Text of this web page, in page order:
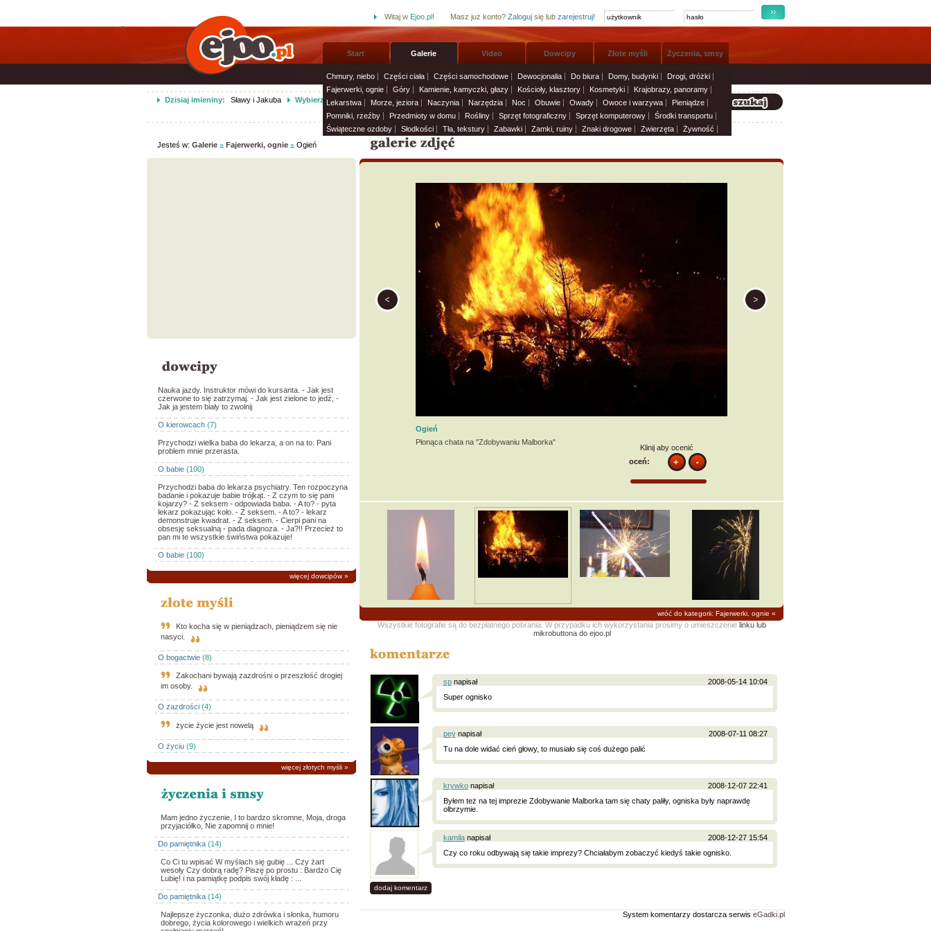
Witaj w Ejoo.pl! Masz już konto? Zalogujsię lub zarejestruj!
Start Galerie
Chmury, niebo Części ciała Części samochodowe Dewocjonalia Do biura Domy, budynki
Drogi, dróżki
Fajerwerki, ognie
Góry Kamienie, kamyczki, głazy Kościoły, klasztory Kosmetyki
Krajobrazy, panoramy
Lekarstwa
Morze, jeziora Naczynia Narzędzia Noc Obuwie Owady Owoce i warzywa
Pieniądze
Pomniki, rzeźby
Przedmioty w domu Rośliny Sprzęt fotograficzny Sprzęt komputerowy
Środki transportu
Świąteczne ozdoby
Słodkości Tła, tekstury Zabawki Zamki, ruiny Znaki drogowe Zwierzęta Żywność
Video Dowcipy Złote myśli Życzenia, smsy
Dzisiaj imieniny: Sławy i Jakuba Wybierz życzenia imieninowe i wyślij solenizantom: Życzenia i smsy»
Jesteś w: Galerie Fajerwerki, ognie Ogień
Nauka jazdy. Instruktor mówi do kursanta. - Jak jest
czerwone to się zatrzymaj. - Jak jest zielone to jedź, -
Jak ja jestem biały to zwolnij
O kierowcach(7)
Przychodzi wielka baba do lekarza, a on na to: Pani
problem mnie przerasta.
O babie(100)
Przychodzi baba do lekarza psychiatry. Ten rozpoczyna
badanie i pokazuje babie trójkąt. - Z czym to się pani
kojarzy? - Z seksem - odpowiada baba. - A to? - pyta
lekarz pokazując koło. - Z seksem. - A to? - lekarz
demonstruje kwadrat. - Z seksem. - Cierpi pani na
obsesję seksualną - pada diagnoza. - Ja?!! Przecież to
pan mi te wszystkie świństwa pokazuje!
O babie(100)
więcej dowcipów»
Kto kocha się w pieniądzach, pieniądzem się nie
nasyci.
O bogactwie(8)
Zakochani bywają zazdrośni o przeszłość drogiej
im osoby.
O zazdrości(4)
życie życie jest nowelą
O życiu(9)
więcej złotych myśli»
Mam jedno życzenie, I to bardzo skromne, Moja, droga
przyjaciółko, Nie zapomnij o mnie!
Do pamiętnika(14)
Co Ci tu wpisać W myślach się gubię ... Czy żart
wesoły Czy dobrą radę? Piszę po prostu : Bardzo Cię
Lubię! i na pamiątkę podpis swój kładę : ...
Do pamiętnika(14)
Najlepsze życzonka, dużo zdrówka i słonka, humoru
dobrego, życia kolorowego i wielkich wrażeń przy
Ogień
Płonąca chata na "Zdobywaniu Malborka"
Klinij aby ocenić
oceń:
wróć do kategorii: Fajerwerki, ognie «
Wszystkie fotografie są do bezpłatnego pobrania. W przypadku ich wykorzystania prosimy o umieszczenie linku lub
mikrobuttona do ejoo.pl
spnapisał
2008-05-14 10:04
Super ognisko
peynapisał
2008-07-11 08:27
Tu na dole widać cień głowy, to musiało się coś dużego palić
krywkonapisał
2008-12-07 22:41
Byłem też na tej imprezie Zdobywanie Malborka tam się chaty paliły, ogniska były naprawdę
olbrzymie.
kamilanapisał
2008-12-27 15:54
Czy co roku odbywają się takie imprezy? Chciałabym zobaczyć kiedyś takie ognisko.
dodaj komentarz
System komentarzy dostarcza serwis eGadki.pl